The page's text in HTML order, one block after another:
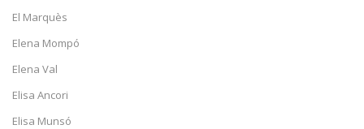
El Marquès
Elena Mompó
Elena Val
Elisa Ancori
Elisa Munsó